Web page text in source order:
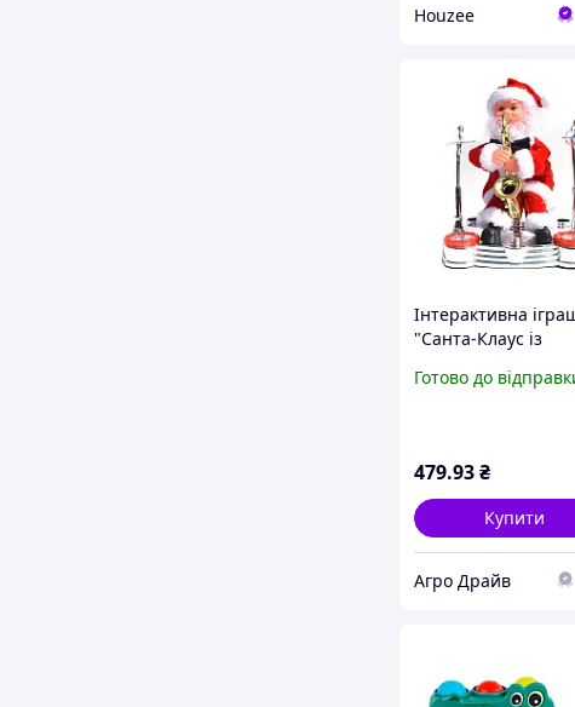
Houzee
Інтерактивна
"Санта-Клаус із
барабанами"
Готово до
479.93₴
Купити
Агро Драйв